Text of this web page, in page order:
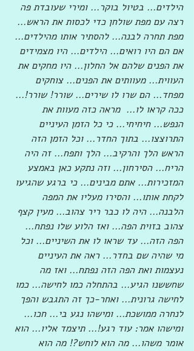
הילדים... בטיול בוקר... ומירי שעובדת פה
רצה עם מפת שולחן כדי לכסות את הראש...
מפת תחרה לבנה... להסתיר אותו מהילדים...
אם הם היו רואים... הילדים... היו מצמידים
את הפנים שלהם אל החלון... היו מחקים את
העווית... מעוותים את הפנים... צוחקים
מפחד... הם שרו לו שירים... שורר! שורר!...
ככה קראו לו...  מראה כזה מעוות את
הנפש... חיחיחי... כי כל הזמן העיניים
התרוצצו... בתוך החדר... וכל הזמן הזה
הראש הלך והרקיב... הלך ותפח... זה היה
הריח... הסירחון... וזה נתקע כאן באמצע
המזכירות... אתם מבינים... כי ברגע שהגיעו
לקחת אותו... והסירו מעליו את המפה
הלבנה... היה לו כבר ריר צהוב... מעין קצף
צהוב בזוית הפה... ואז הלוע שלו נפתח...
הפה הזה... עד שראו לו את השיניים... וכל
מי שהיה שם בחדר... ראה את העיניים
נעצמות ואת הפה הזה נפתח... ואז מה
שחששנו הגיע... בהתחלה כמו לחישה... כמו
לחישה גרונית... ואחר-כך זה התגבש והפך
לנחרה ממושכת... ומישהו נגע בי... חכו...
ומישהו אמר: עוד רגע!... תיצמד אליו... הוא
אומר משהו... מה הוא לוחש?! מה הוא